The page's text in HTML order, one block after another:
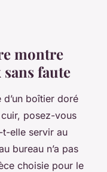
montre
faute
boîtier doré
posez-vous
elle servir au
bureau n’a pas
choisie pour le